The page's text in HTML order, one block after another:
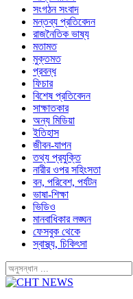
সংগঠন সংবাদ
মন্তব্য প্রতিবেদন
রাজনৈতিক ভাষ্য
মতামত
মুক্তমত
প্রবন্ধ
ফিচার
বিশেষ প্রতিবেদন
সাক্ষাতকার
অন্য মিডিয়া
ইতিহাস
জীবন-যাপন
তথ্য প্রযুক্তি
নারীর ওপর সহিংসতা
বন, পরিবেশ, পর্যটন
ভাষা-শিক্ষা
ভিডিও
মানবাধিকার লঙ্ঘন
ফেসবুক থেকে
স্বাস্থ্য, চিকিৎসা